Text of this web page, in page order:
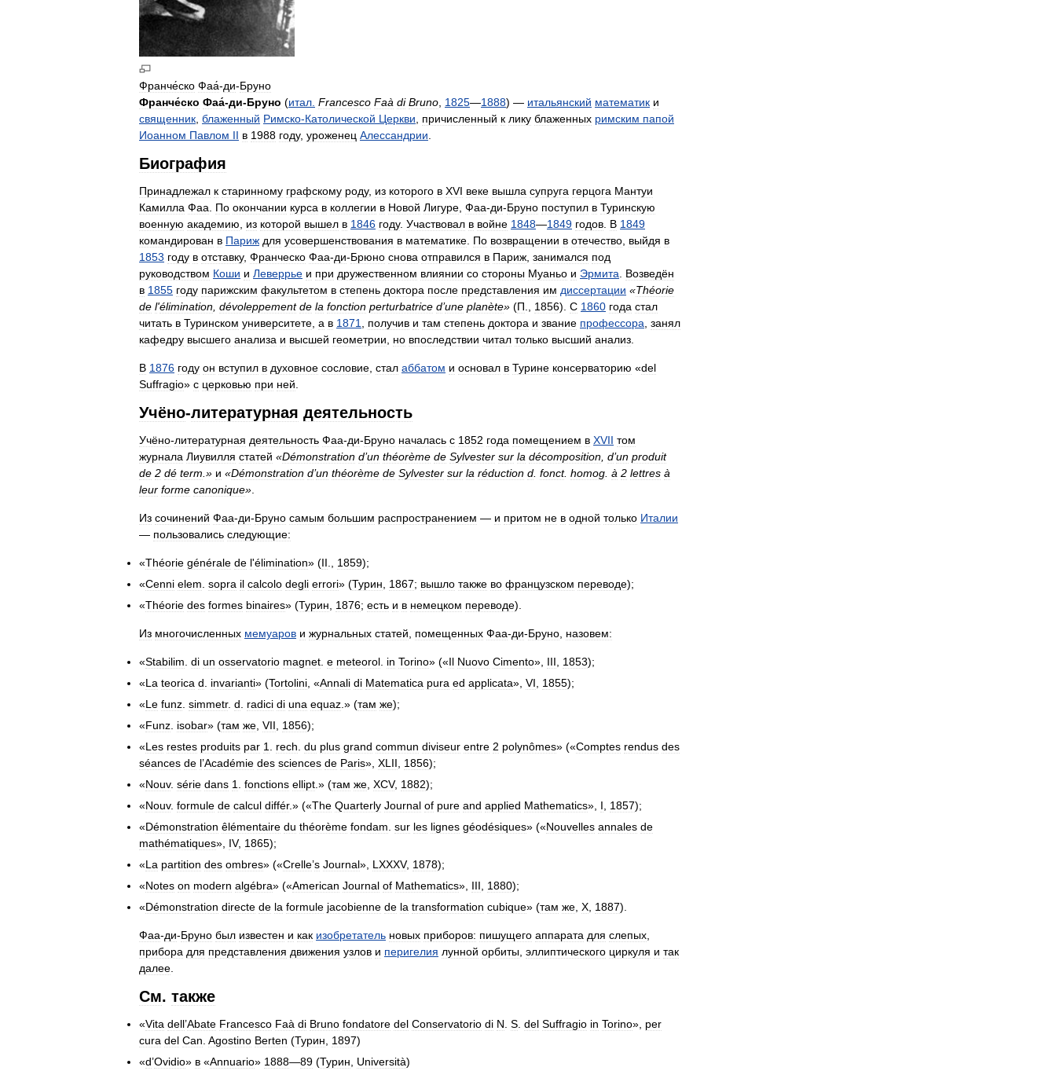
Франче́ско Фаа́-ди-Бруно
Франче́ско Фаа́-ди-Бруно (итал. Francesco Faà di Bruno, 1825—1888) — итальянский математик и
священник, блаженный Римско-Католической Церкви, причисленный к лику блаженных римским папой
Иоанном Павлом II в 1988 году, уроженец Алессандрии.
Биография
Принадлежал к старинному графскому роду, из которого в XVI веке вышла супруга герцога Мантуи
Камилла Фаа. По окончании курса в коллегии в Новой Лигуре, Фаа-ди-Бруно поступил в Туринскую
военную академию, из которой вышел в 1846 году. Участвовал в войне 1848—1849 годов. В 1849
командирован в Париж для усовершенствования в математике. По возвращении в отечество, выйдя в
1853 году в отставку, Франческо Фаа-ди-Брюно снова отправился в Париж, занимался под
руководством Коши и Леверрье и при дружественном влиянии со стороны Муаньо и Эрмита. Возведён
в 1855 году парижским факультетом в степень доктора после представления им диссертации «Théorie
de l'élimination, dévoleppement de la fonction perturbatrice d’une planète» (П., 1856). С 1860 года стал
читать в Туринском университете, а в 1871, получив и там степень доктора и звание профессора, занял
кафедру высшего анализа и высшей геометрии, но впоследствии читал только высший анализ.
В 1876 году он вступил в духовное сословие, стал аббатом и основал в Турине консерваторию «del
Suffragio» с церковью при ней.
Учёно-литературная деятельность
Учёно-литературная деятельность Фаа-ди-Бруно началась с 1852 года помещением в XVII том
журнала Лиувилля статей «Démonstration d’un théorème de Sylvester sur la décomposition, d’un produit
de 2 dé term.» и «Démonstration d’un théorème de Sylvester sur la réduction d. fonct. homog. à 2 lettres à
leur forme canonique».
Из сочинений Фаа-ди-Бруно самым большим распространением — и притом не в одной только Италии
— пользовались следующие:
«Théorie générale de l'élimination» (II., 1859);
«Cenni elem. sopra il calcolo degli errori» (Турин, 1867; вышло также во французском переводе);
«Théorie des formes binaires» (Турин, 1876; есть и в немецком переводе).
Из многочисленных мемуаров и журнальных статей, помещенных Фаа-ди-Бруно, назовем:
«Stabilim. di un osservatorio magnet. e meteorol. in Torino» («Il Nuovo Cimento», III, 1853);
«La teorica d. invarianti» (Tortolini, «Annali di Matematica pura ed applicata», VI, 1855);
«Le funz. simmetr. d. radici di una equaz.» (там же);
«Funz. isobar» (там же, VII, 1856);
«Les restes produits par 1. rech. du plus grand commun diviseur entre 2 polynômes» («Comptes rendus des
séances de l’Académie des sciences de Paris», XLII, 1856);
«Nouv. série dans 1. fonctions ellipt.» (там же, ХСV, 1882);
«Nouv. formule de calcul différ.» («The Quarterly Journal of pure and applied Mathematics», I, 1857);
«Démonstration êlémentaire du théorème fondam. sur les lignes géodésiques» («Nouvelles annales de
mathématiques», IV, 1865);
«La partition des ombres» («Crelle’s Journal», LXXXV, 1878);
«Notes on modern algébra» («American Journal of Mathematics», III, 1880);
«Démonstration directe de la formule jacobienne de la transformation cubique» (там же, X, 1887).
Фаа-ди-Бруно был известен и как изобретатель новых приборов: пишущего аппарата для слепых,
прибора для представления движения узлов и перигелия лунной орбиты, эллиптического циркуля и так
далее.
См. также
«Vita dell’Abate Francesco Faà di Bruno fondatore del Conservatorio di N. S. del Suffragio in Torino», per
cura del Can. Agostino Berten (Турин, 1897)
«d’Ovidio» в «Annuario» 1888—89 (Турин, Università)